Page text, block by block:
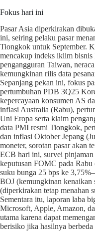
Fokus hari ini
Pasar Asia diperkirakan
ini, seiring pelaku pasar
Tiongkok untuk September.
mencakup indeks iklim
pengangguran Taiwan,
kemungkinan rilis data
Sepanjang pekan ini, fokus
pertumbuhan PDB 3Q25
kepercayaan konsumen AS
inflasi Australia (Rabu),
Uni Eropa serta klaim
data PMI resmi Tiongkok,
dan inflasi Oktober Jepang
moneter, sorotan pasar akan
ECB hari ini, survei
keputusan FOMC pada Rabu
suku bunga 25 bps ke
BOJ (kemungkinan kenaikan
(diperkirakan tetap menahan
Sementara itu, laporan laba
Microsoft, Apple, Amazon,
utama karena dapat
berisiko jika hasilnya